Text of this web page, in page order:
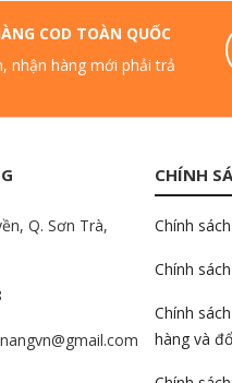
COD TOÀN QUỐC
nhận hàng mới phải trả
Q. Sơn Trà,
CHÍNH
Chính
Chính
Chính
hàng và